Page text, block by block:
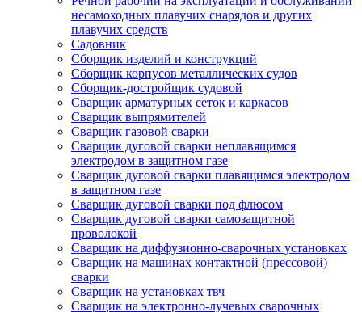
несамоходных плавучих снарядов и других
плавучих средств
Садовник
Сборщик изделий и конструкций
Сборщик корпусов металлических судов
Сборщик-достройщик судовой
Сварщик арматурных сеток и каркасов
Сварщик выпрямителей
Сварщик газовой сварки
Сварщик дуговой сварки неплавящимся
электродом в защитном газе
Сварщик дуговой сварки плавящимся электродом
в защитном газе
Сварщик дуговой сварки под флюсом
Сварщик дуговой сварки самозащитной
проволокой
Сварщик на диффузионно-сварочных установках
Сварщик на машинах контактной (прессовой)
сварки
Сварщик на установках твч
Сварщик на электронно-лучевых сварочных